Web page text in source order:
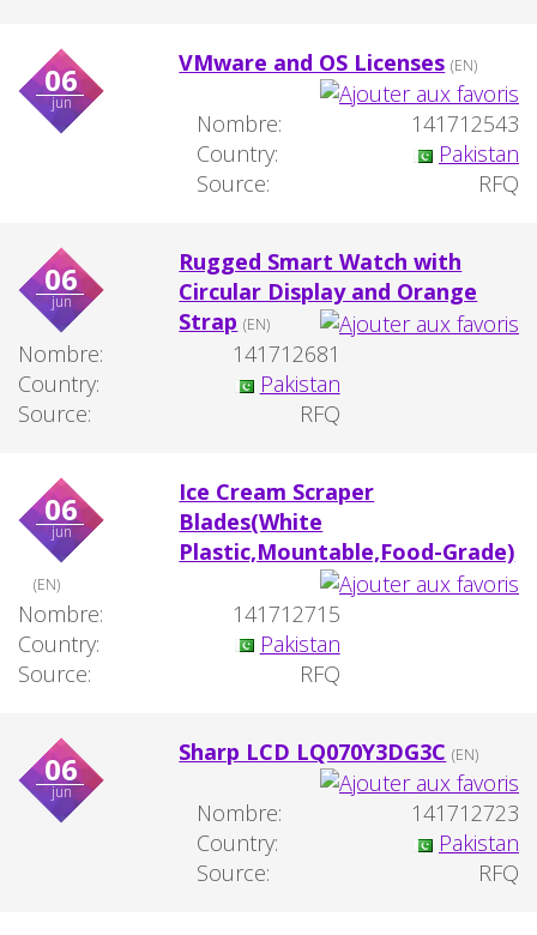
06
jun
VMware and OS Licenses (EN)
Nombre:
141712543
Country:
Pakistan
Source:
RFQ
06
jun
Rugged Smart Watch with
Circular Display and Orange
Strap (EN)
Nombre:
141712681
Country:
Pakistan
Source:
RFQ
06
jun
Ice Cream Scraper
Blades(White
Plastic,Mountable,Food-Grade)
(EN)
Nombre:
141712715
Country:
Pakistan
Source:
RFQ
06
jun
Sharp LCD LQ070Y3DG3C (EN)
Nombre:
141712723
Country:
Pakistan
Source:
RFQ